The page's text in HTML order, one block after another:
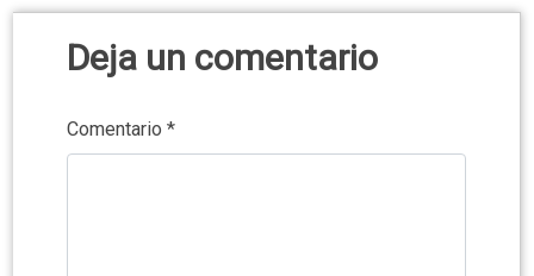
Deja un comentario
Comentario *